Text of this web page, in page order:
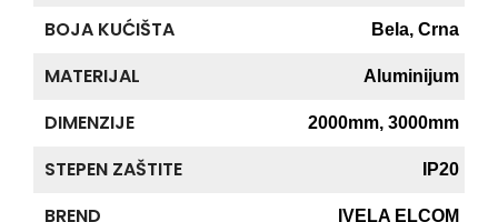
BOJA KUĆIŠTA Bela, Crna
MATERIJAL Aluminijum
DIMENZIJE 2000mm, 3000mm
STEPEN ZAŠTITE IP20
BREND
IVELA ELCOM